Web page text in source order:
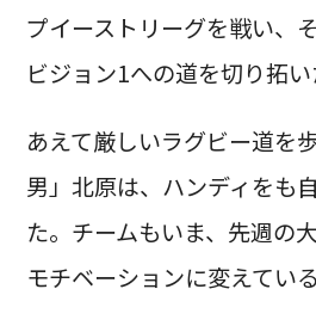
プイーストリーグを戦い、
ビジョン1への道を切り拓い
あえて厳しいラグビー道を
男」北原は、ハンディをも
た。チームもいま、先週の
モチベーションに変えている